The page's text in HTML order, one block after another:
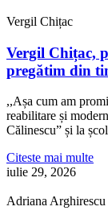
Vergil Chițac
Vergil Chițac,
pregătim din
,,Așa cum am
reabilitare și
Călinescu” și la
Citeste mai multe
iulie 29, 2026
Adriana Arghirescu